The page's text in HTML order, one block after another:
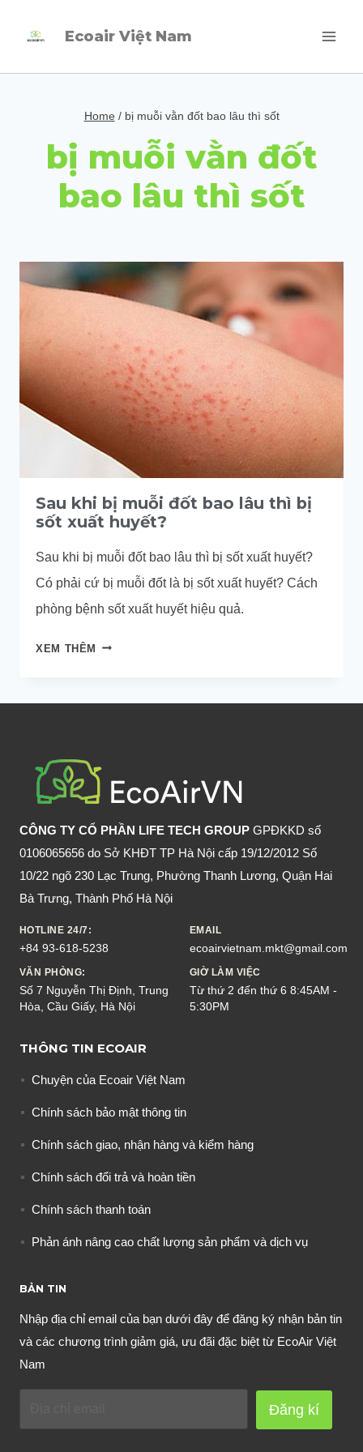
Ecoair Việt Nam
Home / bị muỗi vằn đốt bao lâu thì sốt
bị muỗi vằn đốt
bao lâu thì sốt
Sau khi bị muỗi đốt bao lâu thì bị
sốt xuất huyết?
Sau khi bị muỗi đốt bao lâu thì bị sốt xuất huyết?
Có phải cứ bị muỗi đốt là bị sốt xuất huyết? Cách
phòng bệnh sốt xuất huyết hiệu quả.
XEM THÊM SAU
MUỖI
LÂU
THÌ
BỊ
SỐT
XUẤT
CÔNG TY CỔ PHẦN LIFE TECH GROUP GPĐKKD số
0106065656 do Sở KHĐT TP Hà Nội cấp 19/12/2012 Số
10/22 ngõ 230 Lạc Trung, Phường Thanh Lương, Quận Hai
Bà Trưng, Thành Phố Hà Nội
HOTLINE 24/7:
+84 93-618-5238
EMAIL
ecoairvietnam.mkt@gmail.com
VĂN PHÒNG:
Số 7 Nguyễn Thị Định, Trung
Hòa, Cầu Giấy, Hà Nội
GIỜ LÀM VIỆC
Từ thứ 2 đến thứ 6 8:45AM -
5:30PM
THÔNG TIN ECOAIR
Chuyện của Ecoair Việt Nam
Chính sách bảo mật thông tin
Chính sách giao, nhận hàng và kiểm hàng
Chính sách đổi trả và hoàn tiền
Chính sách thanh toán
Phản ánh nâng cao chất lượng sản phẩm và dịch vụ
BẢN TIN
Nhập địa chỉ email của bạn dưới đây để đăng ký nhận bản tin
và các chương trình giảm giá, ưu đãi đặc biệt từ EcoAir Việt
Nam
Đăng kí